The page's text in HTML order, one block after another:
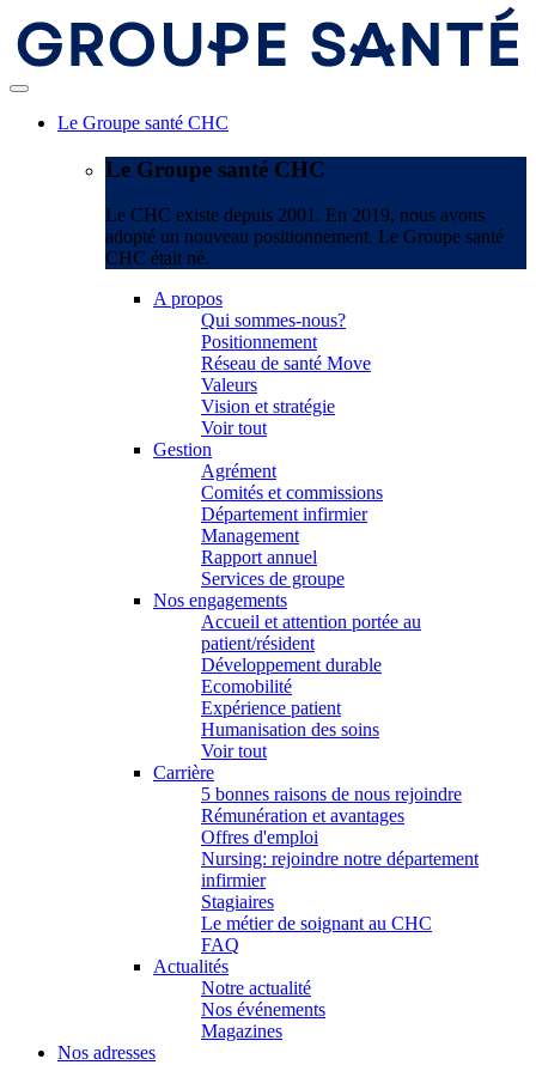
Le Groupe santé CHC
Le Groupe santé CHC
Le CHC existe depuis 2001. En 2019, nous avons
adopté un nouveau positionnement. Le Groupe santé
CHC était né.
A propos
Qui sommes-nous?
Positionnement
Réseau de santé Move
Valeurs
Vision et stratégie
Voir tout
Gestion
Agrément
Comités et commissions
Département infirmier
Management
Rapport annuel
Services de groupe
Nos engagements
Accueil et attention portée au
patient/résident
Développement durable
Ecomobilité
Expérience patient
Humanisation des soins
Voir tout
Carrière
5 bonnes raisons de nous rejoindre
Rémunération et avantages
Offres d'emploi
Nursing: rejoindre notre département
infirmier
Stagiaires
Le métier de soignant au CHC
FAQ
Actualités
Notre actualité
Nos événements
Magazines
Nos adresses